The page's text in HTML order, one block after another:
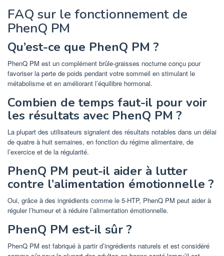
FAQ sur le fonctionnement de
PhenQ PM
Qu’est-ce que PhenQ PM ?
PhenQ PM est un complément brûle-graisses nocturne conçu pour
favoriser la perte de poids pendant votre sommeil en stimulant le
métabolisme et en améliorant l’équilibre hormonal.
Combien de temps faut-il pour voir
les résultats avec PhenQ PM ?
La plupart des utilisateurs signalent des résultats notables dans un délai
de quatre à huit semaines, en fonction du régime alimentaire, de
l’exercice et de la régularité.
PhenQ PM peut-il aider à lutter
contre l’alimentation émotionnelle ?
Oui, grâce à des ingrédients comme le 5-HTP, PhenQ PM peut aider à
réguler l’humeur et à réduire l’alimentation émotionnelle.
PhenQ PM est-il sûr ?
PhenQ PM est fabriqué à partir d’ingrédients naturels et est considéré